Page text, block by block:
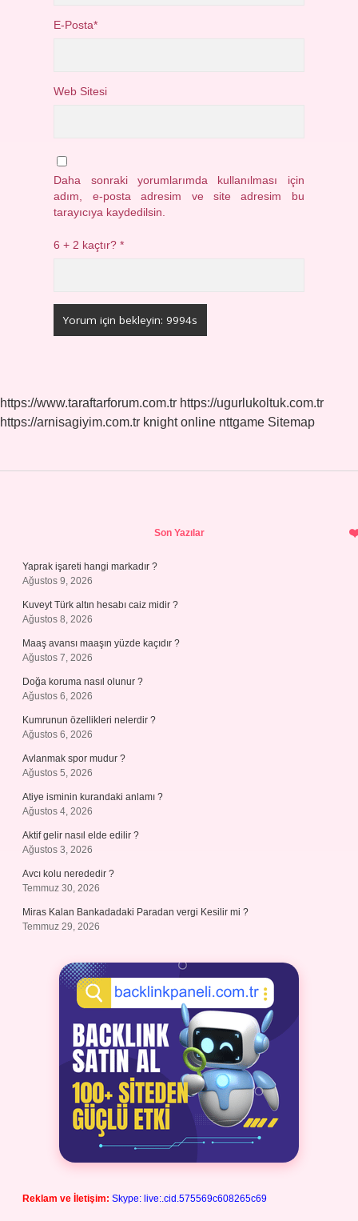
E-Posta*
Web Sitesi
Daha sonraki yorumlarımda kullanılması için
adım, e-posta adresim ve site adresim bu
tarayıcıya kaydedilsin.
6 + 2 kaçtır?*
https://www.taraftarforum.com.tr https://ugurlukoltuk.com.tr
https://arnisagiyim.com.tr knight online nttgame Sitemap
Son Yazılar
Yaprak işareti hangi markadır ?
Ağustos 9, 2026
Kuveyt Türk altın hesabı caiz midir ?
Ağustos 8, 2026
Maaş avansı maaşın yüzde kaçıdır ?
Ağustos 7, 2026
Doğa koruma nasıl olunur ?
Ağustos 6, 2026
Kumrunun özellikleri nelerdir ?
Ağustos 6, 2026
Avlanmak spor mudur ?
Ağustos 5, 2026
Atiye isminin kurandaki anlamı ?
Ağustos 4, 2026
Aktif gelir nasıl elde edilir ?
Ağustos 3, 2026
Avcı kolu nerededir ?
Temmuz 30, 2026
Miras Kalan Bankadadaki Paradan vergi Kesilir mi ?
Temmuz 29, 2026
Reklam ve İletişim: Skype: live:.cid.575569c608265c69